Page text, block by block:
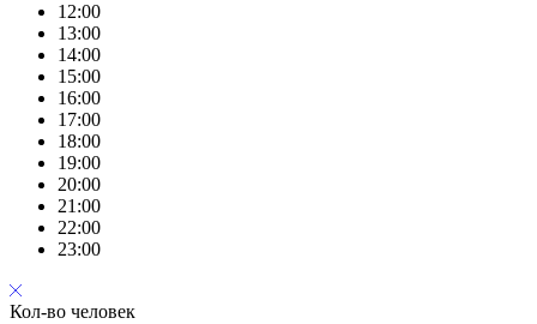
12:00
13:00
14:00
15:00
16:00
17:00
18:00
19:00
20:00
21:00
22:00
23:00
Кол-во человек